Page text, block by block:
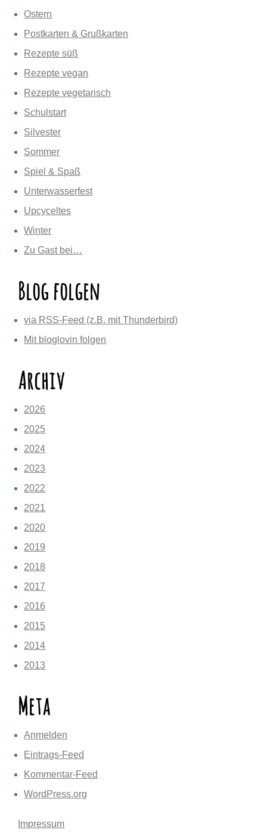
Ostern
Postkarten & Grußkarten
Rezepte süß
Rezepte vegan
Rezepte vegetarisch
Schulstart
Silvester
Sommer
Spiel & Spaß
Unterwasserfest
Upcyceltes
Winter
Zu Gast bei…
Blog folgen
via RSS-Feed (z.B. mit Thunderbird)
Mit bloglovin folgen
Archiv
2026
2025
2024
2023
2022
2021
2020
2019
2018
2017
2016
2015
2014
2013
Meta
Anmelden
Eintrags-Feed
Kommentar-Feed
WordPress.org
Impressum